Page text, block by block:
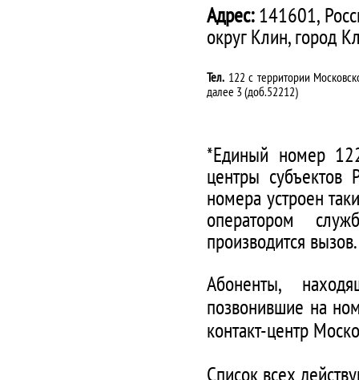
Адрес:141601,
округ Клин, город
Тел. 122 с территории
далее 3 (доб.52212)
*Единый номер
центры субъектов
номера устроен
оператором
производится вызов.
Абоненты,
позвонившие на
контакт-центр
Список всех